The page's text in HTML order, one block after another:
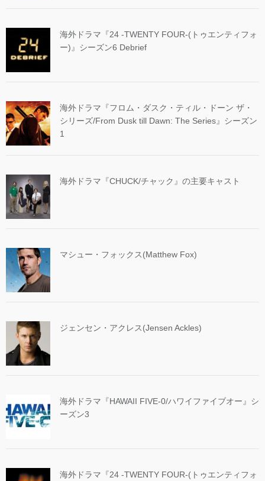
海外ドラマ『24 -TWENTY FOUR-(トゥエンティフォ
ー)』シーズン6 Debrief
海外ドラマ『フロム・ダスク・ティル・ドーン ザ・
シリーズ/From Dusk till Dawn: The Series』シーズン
1
海外ドラマ『CHUCK/チャック』の主要キャスト
マシュー・フォックス(Matthew Fox)
ジェンセン・アクレス(Jensen Ackles)
海外ドラマ『HAWAII FIVE-0/ハワイファイブオー』シ
ーズン3
海外ドラマ『24 -TWENTY FOUR-(トゥエンティフォ